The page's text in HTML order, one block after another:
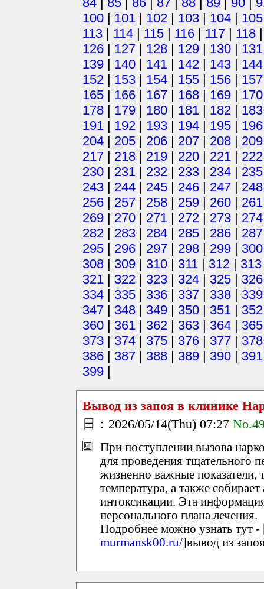
100 | 101 | 102 | 103 | 104 | 105
113 | 114 | 115 | 116 | 117 | 118
126 | 127 | 128 | 129 | 130 | 131
139 | 140 | 141 | 142 | 143 | 144
152 | 153 | 154 | 155 | 156 | 157
165 | 166 | 167 | 168 | 169 | 170
178 | 179 | 180 | 181 | 182 | 183
191 | 192 | 193 | 194 | 195 | 196
204 | 205 | 206 | 207 | 208 | 209
217 | 218 | 219 | 220 | 221 | 222
230 | 231 | 232 | 233 | 234 | 235
243 | 244 | 245 | 246 | 247 | 248
256 | 257 | 258 | 259 | 260 | 261
269 | 270 | 271 | 272 | 273 | 274
282 | 283 | 284 | 285 | 286 | 287
295 | 296 | 297 | 298 | 299 | 300
308 | 309 | 310 | 311 | 312 | 313
321 | 322 | 323 | 324 | 325 | 326
334 | 335 | 336 | 337 | 338 | 339
347 | 348 | 349 | 350 | 351 | 352
360 | 361 | 362 | 363 | 364 | 365
373 | 374 | 375 | 376 | 377 | 378
386 | 387 | 388 | 389 | 390 | 391
399 |
Вывод из запоя в клинике
日：2026/05/14(Thu) 07:27
При поступлении вызова
для проведения тщательного
жизненно важные показатели,
температура, а также
интоксикации. Эта
персонального плана лечения.
Подробнее можно узнать тут
murmansk00.ru/]вывод из